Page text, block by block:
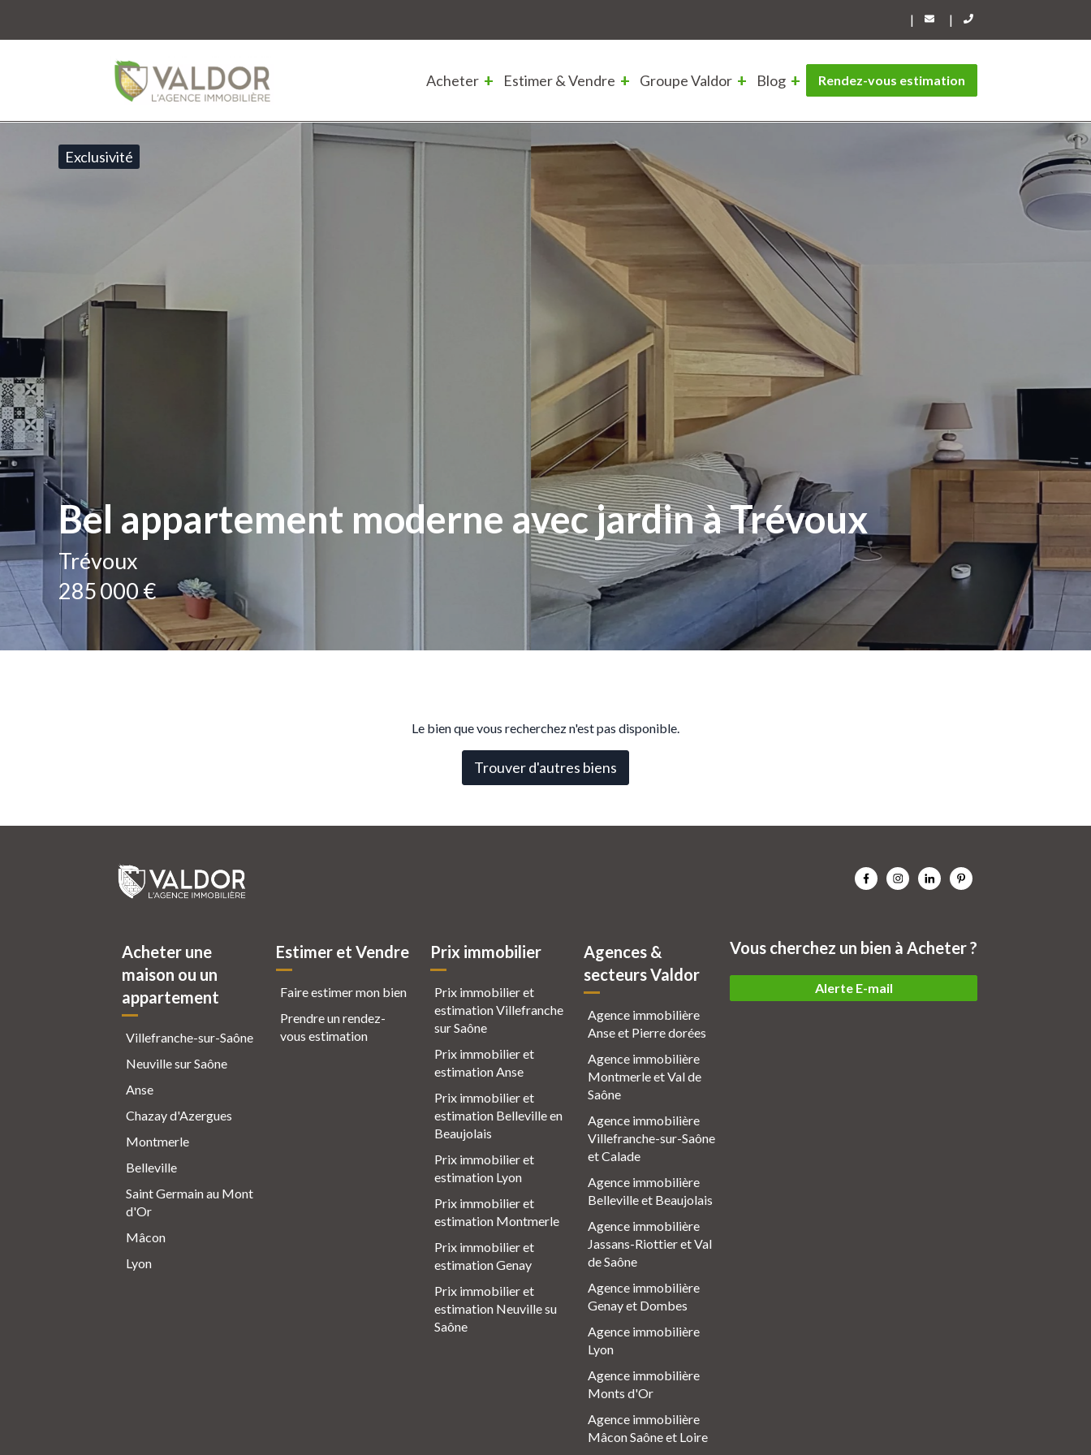
| |
Acheter Estimer & Vendre Groupe Valdor Blog Rendez-vous estimation
Exclusivité
Bel appartement moderne avec jardin à Trévoux
Trévoux
285 000 €
Le bien que vous recherchez n'est pas disponible.
Trouver d'autres biens
Acheter une
maison ou un
appartement
Villefranche-sur-Saône
Neuville sur Saône
Anse
Chazay d'Azergues
Montmerle
Belleville
Saint Germain au Mont
d'Or
Mâcon
Lyon
Estimer et Vendre
Faire estimer mon bien
Prendre un rendez-
vous estimation
Prix immobilier
Prix immobilier et
estimation Villefranche
sur Saône
Prix immobilier et
estimation Anse
Prix immobilier et
estimation Belleville en
Beaujolais
Prix immobilier et
estimation Lyon
Prix immobilier et
estimation Montmerle
Prix immobilier et
estimation Genay
Prix immobilier et
estimation Neuville su
Saône
Agences &
secteurs Valdor
Agence immobilière
Anse et Pierre dorées
Agence immobilière
Montmerle et Val de
Saône
Agence immobilière
Villefranche-sur-Saône
et Calade
Agence immobilière
Belleville et Beaujolais
Agence immobilière
Jassans-Riottier et Val
de Saône
Agence immobilière
Genay et Dombes
Agence immobilière
Lyon
Agence immobilière
Monts d'Or
Agence immobilière
Mâcon Saône et Loire
Vous cherchez un bien à Acheter ?
Alerte E-mail